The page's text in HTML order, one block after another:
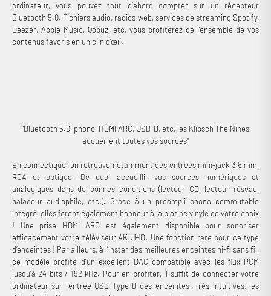
ordinateur, vous pouvez tout d’abord compter sur un récepteur
Bluetooth 5.0. Fichiers audio, radios web, services de streaming Spotify,
Deezer, Apple Music, Qobuz, etc, vous profiterez de l’ensemble de vos
contenus favoris en un clin d’œil.
"Bluetooth 5.0, phono, HDMI ARC, USB-B, etc, les Klipsch The Nines
accueillent toutes vos sources"
En connectique, on retrouve notamment des entrées mini-jack 3,5 mm,
RCA et optique. De quoi accueillir vos sources numériques et
analogiques dans de bonnes conditions (lecteur CD, lecteur réseau,
baladeur audiophile, etc.). Grâce à un préampli phono commutable
intégré, elles feront également honneur à la platine vinyle de votre choix
! Une prise HDMI ARC est également disponible pour sonoriser
efficacement votre téléviseur 4K UHD. Une fonction rare pour ce type
d’enceintes ! Par ailleurs, à l’instar des meilleures enceintes hi-fi sans fil,
ce modèle profite d’un excellent DAC compatible avec les flux PCM
jusqu'à 24 bits / 192 kHz. Pour en profiter, il suffit de connecter votre
ordinateur sur l’entrée USB Type-B des enceintes. Très intuitives, les